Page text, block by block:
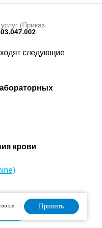
(Приказ
следующие
крови
acid, UA)
Принять